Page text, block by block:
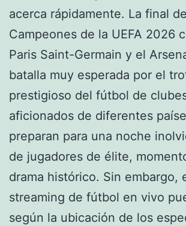
acerca rápidamente. La final
Campeones de la UEFA 2026
Paris Saint-Germain y el
batalla muy esperada por el
prestigioso del fútbol de
aficionados de diferentes
preparan para una noche
de jugadores de élite,
drama histórico. Sin embargo,
streaming de fútbol en vivo
según la ubicación de los